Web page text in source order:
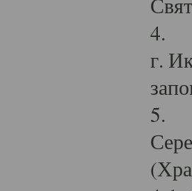
4.
г.
5.